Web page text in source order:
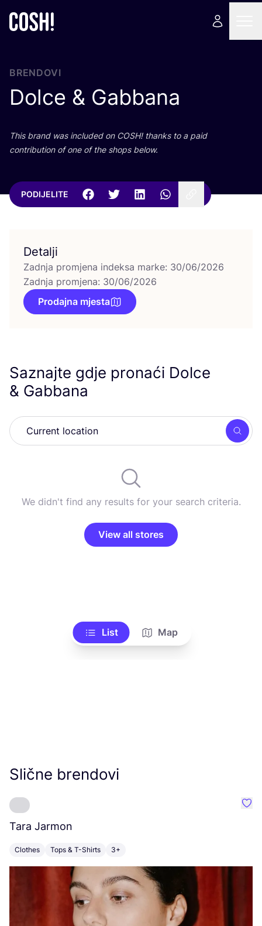
BRENDOVI
Dolce & Gabbana
This brand was inclu­ded on COSH! than­ks to a paid
con­tri­bu­ti­on of one of the shops below.
PODIJELITE
Detalji
Zadnja promjena indeksa marke: 30/06/2026
Zadnja promjena: 30/06/2026
Prodajna mjesta
Saznajte gdje pronaći Dolce
& Gabbana
We didn't find any results for your search criteria.
View all stores
List Map
Slične brendovi
Tara Jarmon
Clothes Tops & T-Shirts 3+